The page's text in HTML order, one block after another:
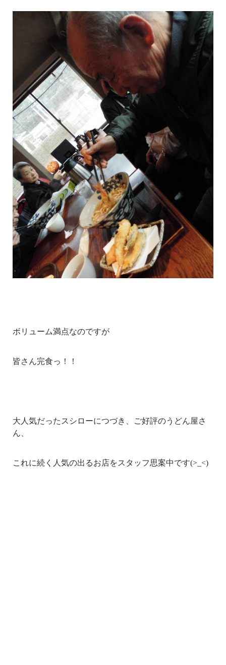
ボリューム満点なのですが
皆さん完食っ！！
大人気だったスシローにつづき、ご好評のうどん屋さ
ん、
これに続く人気の出るお店をスタッフ思案中です(>_<)